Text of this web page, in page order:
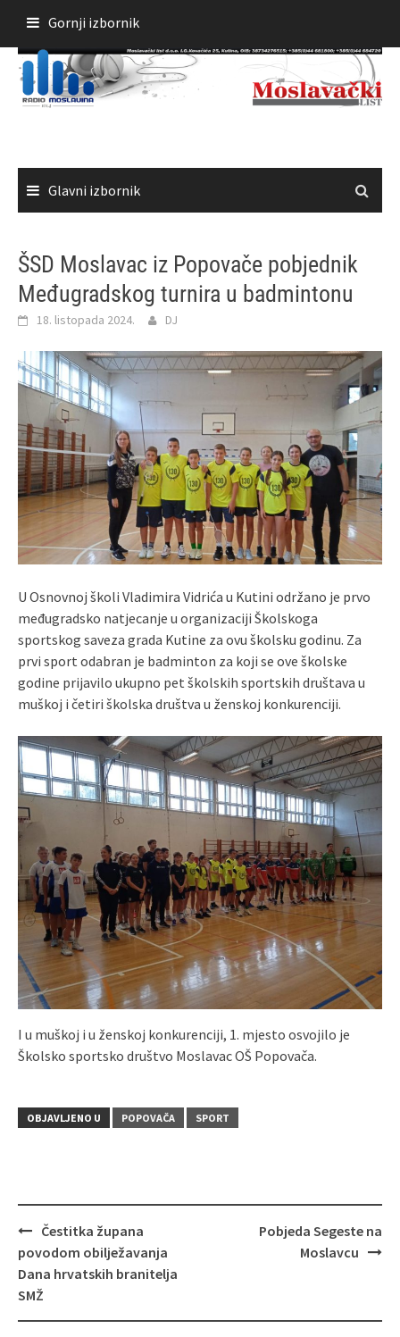
sadržaja
Gornji izbornik
Glavni izbornik
ŠSD Moslavac iz Popovače pobjednik
Međugradskog turnira u badmintonu
18. listopada 2024. DJ
U Osnovnoj školi Vladimira Vidrića u Kutini održano je prvo
međugradsko natjecanje u organizaciji Školskoga
sportskog saveza grada Kutine za ovu školsku godinu. Za
prvi sport odabran je badminton za koji se ove školske
godine prijavilo ukupno pet školskih sportskih društava u
muškoj i četiri školska društva u ženskoj konkurenciji.
I u muškoj i u ženskoj konkurenciji, 1. mjesto osvojilo je
Školsko sportsko društvo Moslavac OŠ Popovača.
OBJAVLJENO U POPOVAČA SPORT
Navigacija
objava
Čestitka župana
povodom obilježavanja
Dana hrvatskih branitelja
SMŽ
Pobjeda Segeste na
Moslavcu